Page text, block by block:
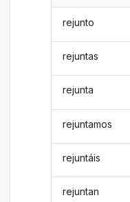
rejunto
rejuntas
rejunta
rejuntamos
rejuntáis
rejuntan